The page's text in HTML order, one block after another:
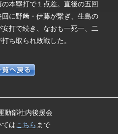
本塁打で１点差。直後の五回
に野﨑・伊藤が繋ぎ、生島の
打で続き、なおも一死一、二
ち取られ敗戦した。
動部社内後援会
てはこちら まで